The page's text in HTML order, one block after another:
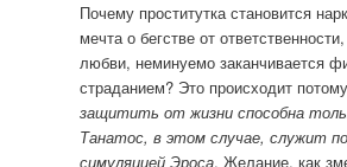
Почему проститутка становится
мечта о бегстве от
любви, неминуемо заканчивается
страданием? Это происходит
защитить от жизни способна
Танатос, в этом случае, служит
симуляцией Эроса. Желание, как